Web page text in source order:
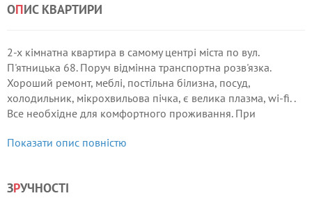
ОПИС КВАРТИРИ
2-х кімнатна квартира в самому центрі міста по вул.
П'ятницька 68. Поруч відмінна транспортна розв'язка.
Хороший ремонт, меблі, постільна білизна, посуд,
холодильник, мікрохвильова пічка, є велика плазма, wi-fi. .
Все необхідне для комфортного проживання. При
пакет документів.
Показати опис повністю
ЗРУЧНОСТІ